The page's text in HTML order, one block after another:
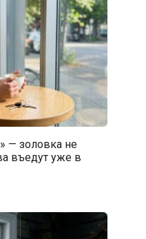
— золовка не
въедут уже в